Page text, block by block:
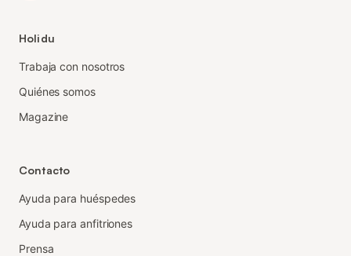
Holidu
Trabaja con nosotros
Quiénes somos
Magazine
Contacto
Ayuda para huéspedes
Ayuda para anfitriones
Prensa